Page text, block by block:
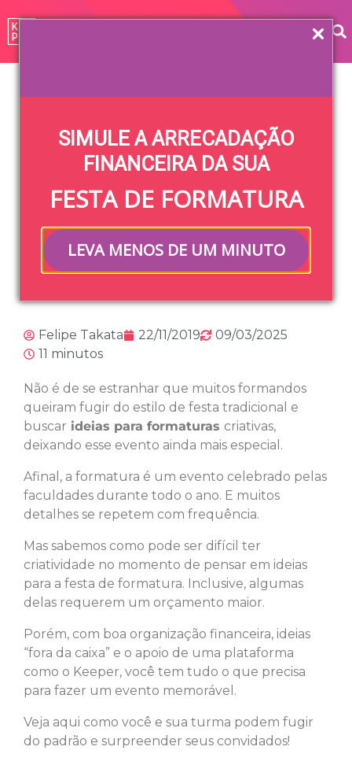
SIMULE A ARRECADAÇÃO
FINANCEIRA DA SUA
FESTA DE FORMATURA
LEVA MENOS DE UM MINUTO
Home»Blog»Festa»Ideias para formatura: 5 formas
Ideias para
formatura: 5
formas de inovar
Felipe Takata 22/11/2019
09/03/2025
11 minutos
Não é de se estranhar que muitos formandos
queiram fugir do estilo de festa tradicional e
buscar ideias para formaturas criativas,
deixando esse evento ainda mais especial.
Afinal, a formatura é um evento celebrado pelas
faculdades durante todo o ano. E muitos
detalhes se repetem com frequência.
Mas sabemos como pode ser difícil ter
criatividade no momento de pensar em ideias
para a festa de formatura. Inclusive, algumas
delas requerem um orçamento maior.
Porém, com boa organização financeira, ideias
“fora da caixa” e o apoio de uma plataforma
como o Keeper, você tem tudo o que precisa
para fazer um evento memorável.
Veja aqui como você e sua turma podem fugir
do padrão e surpreender seus convidados!